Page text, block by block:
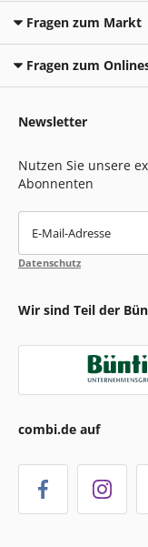
Fragen zum Markt
Fragen zum
Newsletter
Nutzen Sie unsere
Abonnenten
E-Mail-Adresse
Datenschutz
Wir sind Teil der
combi.de auf